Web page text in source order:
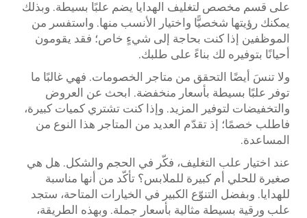
على قسم مخصص لتغليف الهدايا يضم علبًا بسيطة. وبذلك
يمكنك رؤيتها شخصيًّا واختيار الأنسب منها. واستفسر من
الموظفين إذا كنت بحاجة إلى شيءٍ خاص؛ فقد يقومون
أحيانًا بتوفيره لك بناءً على طلبك.
ولا تنسَ أيضًا التحقق من متاجر الخصومات. فهي غالبًا ما
توفر علبًا بسيطة بأسعار منخفضة. ابحث عن العروض
والتخفيضات لتوفير المزيد. وإذا كنت تشتري كميات كبيرة،
فاطلب خصمًا؛ إذ تقدّم العديد من المتاجر هذا النوع من
المساعدة.
عند اختيار علب التغليف، فكّر في الحجم والشكل. هل هي
صغيرة للحلي أم كبيرة للملابس؟ تأكّد من أنها مناسبة
للهدايا. وبفضل التنوّع الكبير في الخيارات المتاحة، ستجد
علب ورقية بسيطة مثالية بأسعار جملة. وبهذه الطريقة،